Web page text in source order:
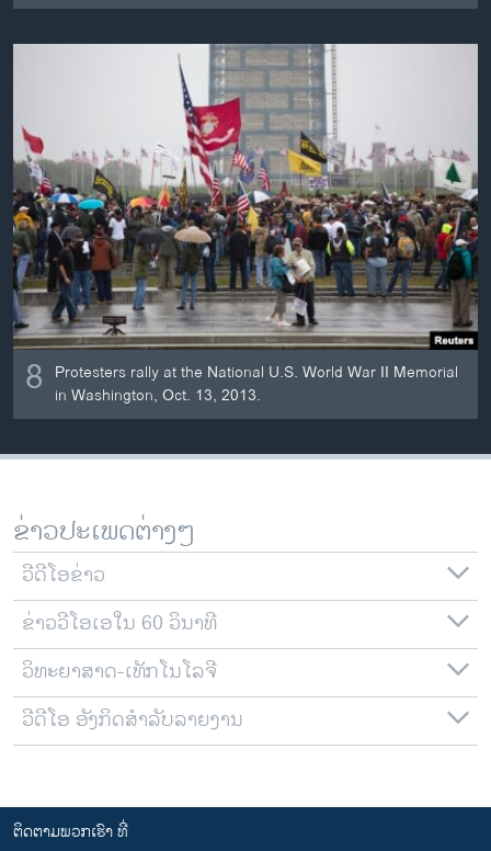
8 Protesters rally at the National U.S. World War II Memorial
in Washington, Oct. 13, 2013.
ຂ່າວປະເພດຕ່າງໆ
ວີດີໂອຂ່າວ
ຂ່າວວີໂອເອໃນ 60 ວິນາທີ
ວິທະຍາສາດ-ເທັກໂນໂລຈີ
ວີດີໂອ ອັງກິດສຳລັບລາຍງານ
ຕິດຕາມພວກເຮົາ ທີ່